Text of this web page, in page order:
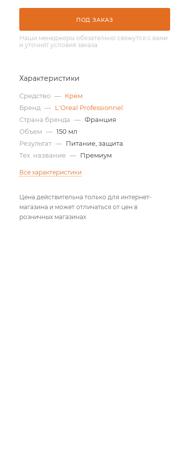
ПОД ЗАКАЗ
Наши менеджеры обязательно свяжутся с вами
и уточнят условия заказа
Характеристики
Средство — Крем
Бренд — L'Oreal Professionnel
Страна бренда — Франция
Объем — 150 мл
Результат — Питание, защита
Тех. название — Премиум
Все характеристики
Цена действительна только для интернет-
магазина и может отличаться от цен в
розничных магазинах